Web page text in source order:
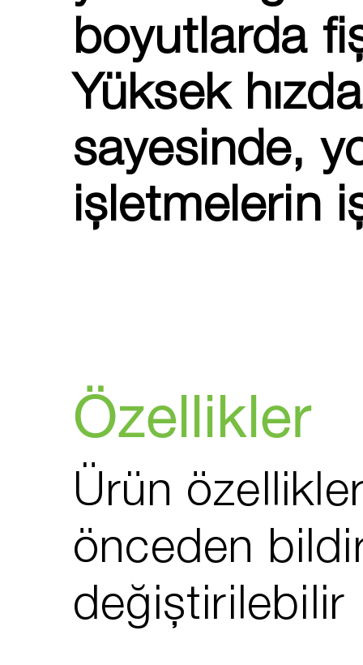
boyutlarda
Yüksek
sayesinde,
işletmelerin
Özellikler
Ürün
önceden
değiştirilebilir